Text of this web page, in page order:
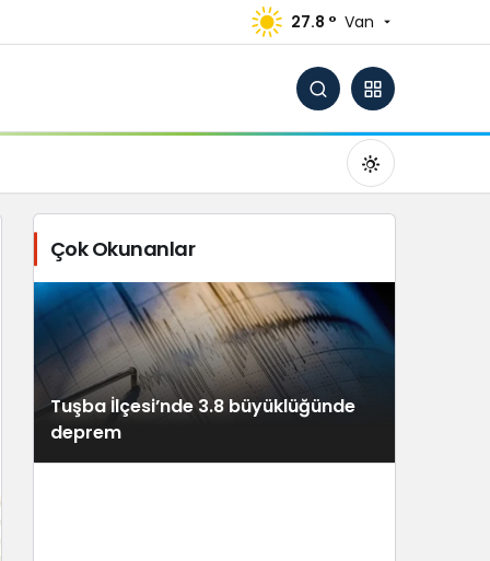
27.8 ° Van
Gündüz Modu
Gündüz modunu seçin.
Çok Okunanlar
Tuşba İlçesi’nde 3.8 büyüklüğünde
deprem